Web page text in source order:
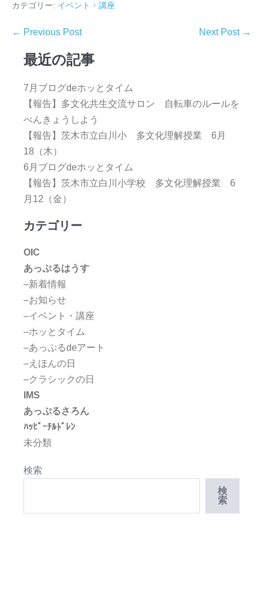
カテゴリー: イベント・講座
← Previous Post Next Post →
最近の記事
7月ブログdeホッとタイム
【報告】多文化共生交流サロン 自転車のルールを
べんきょうしよう
【報告】茨木市立白川小 多文化理解授業 6月
18（木）
6月ブログdeホッとタイム
【報告】茨木市立白川小学校 多文化理解授業 6
月12（金）
カテゴリー
OIC
あっぷるはうす
–新着情報
–お知らせ
–イベント・講座
–ホッとタイム
–あっぷるdeアート
–えほんの日
–クラシックの日
IMS
あっぷるさろん
ﾊｯﾋﾟｰﾁﾙﾄﾞﾚﾝ
未分類
検索
検
索